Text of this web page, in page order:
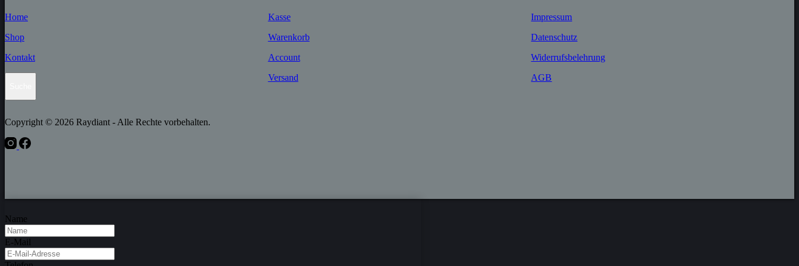
Home
Shop
Kontakt
Kasse
Warenkorb
Account
Versand
Impressum
Datenschutz
Widerrufs­belehrung
AGB
Copyright © 2026 Raydiant - Alle Rechte vorbehalten.
Name
E-Mail